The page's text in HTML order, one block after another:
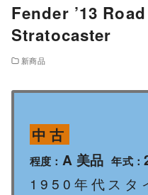
Fender ’13
Stratocaster
新商品
中古
程度： A 美品年式：
1950年代スタ